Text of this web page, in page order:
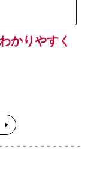
かりやすく